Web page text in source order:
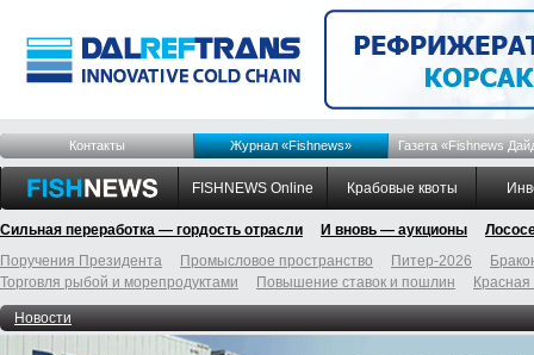
Контакты Журнал «Fishnews» Газета «Fishnews
FISHNEWS Online Крабовые квоты
Сильная переработка — гордость отрасли И вновь — аукционы
Поручения Президента
Промысловое пространство Питер-2026
Торговля рыбой и морепродуктами
Повышение ставок и пошлин
Новости